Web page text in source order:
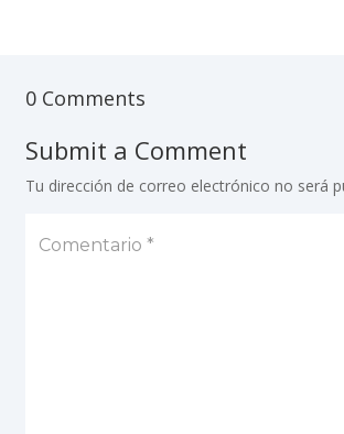
0 Comments
Submit a Comment
Tu dirección de correo electrónico no será